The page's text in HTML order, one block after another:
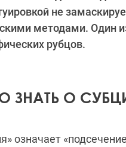
не
методами. Один
рубцов.
ЗНАТЬ О
означает